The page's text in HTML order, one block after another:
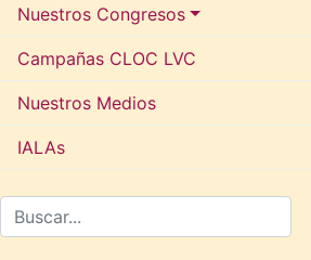
Nuestros Congresos
Campañas CLOC LVC
Nuestros Medios
IALAs